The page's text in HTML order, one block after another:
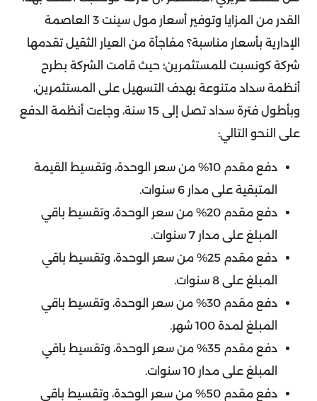
القدر من المزايا وتوفير أسعار مول سينت 3 العاصمة
الإدارية بأسعار مناسبة؟ مفاجأة من العيار الثقيل تقدمها
شركة كونسبت للمستثمرين؛ حيث قامت الشركة بطرح
أنظمة سداد متنوعة بهدف التسهيل على المستثمرين،
وبأطول فترة سداد تصل إلى 15 سنة، وجاءت أنظمة الدفع
على النحو التالي:
دفع مقدم 10% من سعر الوحدة، وتقسيط القيمة
المتبقية على مدار 6 سنوات.
دفع مقدم 20% من سعر الوحدة، وتقسيط باقي
المبلغ على مدار 7 سنوات.
دفع مقدم 25% من سعر الوحدة، وتقسيط باقي
المبلغ على 8 سنوات.
دفع مقدم 30% من سعر الوحدة، وتقسيط باقي
المبلغ لمدة 100 شهر.
دفع مقدم 35% من سعر الوحدة، وتقسيط باقي
المبلغ على مدار 10 سنوات.
دفع مقدم 50% من سعر الوحدة، وتقسيط باقي